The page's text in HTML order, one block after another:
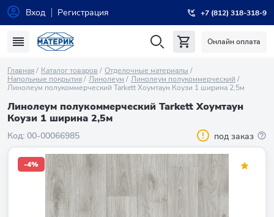
Вход Регистрация +7 (812) 318-318-9
Онлайн оплата
Главная Каталог товаров
Отделочные материалы
Напольные покрытия
Линолеум
Линолеум полукоммерческий
Линолеум полукоммерческий Tarkett Хоумтаун Коузи 1 ширина 2,5м
Линолеум полукоммерческий Tarkett Хоумтаун
Коузи 1 ширина 2,5м
Код: 00-00066985 под заказ
-4%